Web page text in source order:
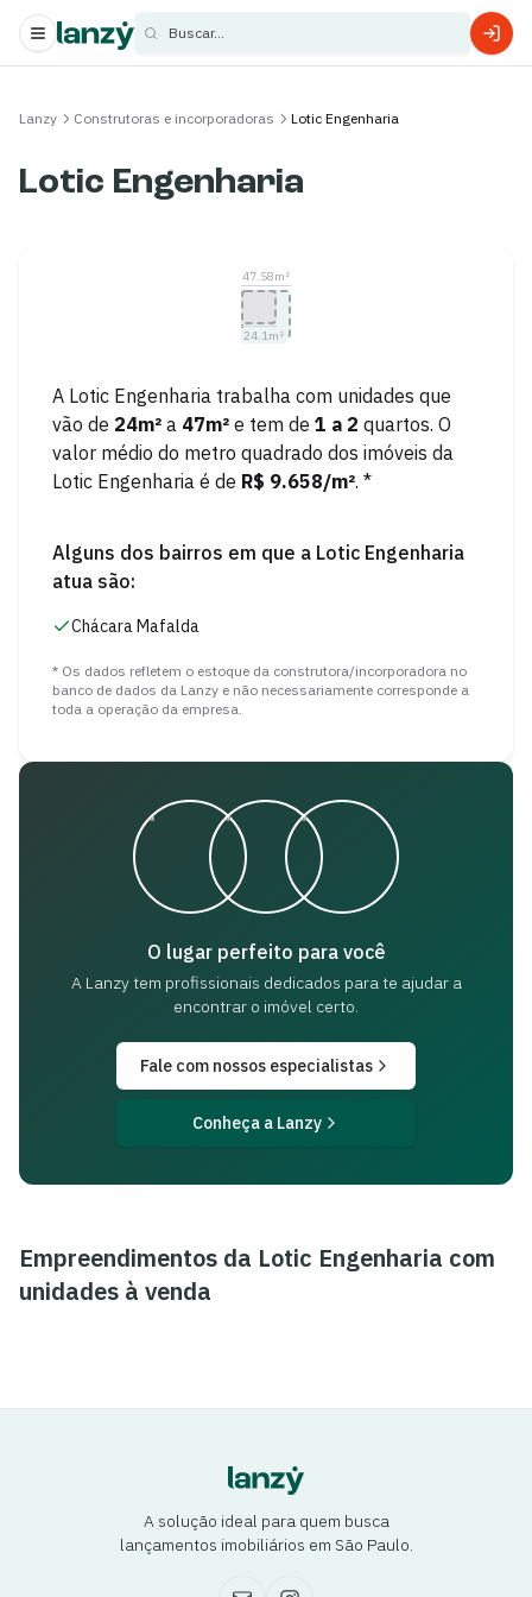
Buscar...
Lanzy Construtoras e incorporadoras Lotic Engenharia
Lotic Engenharia
47.58m²
24.1m²
A Lotic Engenharia trabalha com unidades que
vão de 24m² a 47m² e tem de 1 a 2 quartos. O
valor médio do metro quadrado dos imóveis da
Lotic Engenharia é de R$ 9.658/m². *
Alguns dos bairros em que a Lotic Engenharia
atua são:
Chácara Mafalda
* Os dados refletem o estoque da construtora/incorporadora no
banco de dados da Lanzy e não necessariamente corresponde a
toda a operação da empresa.
O lugar perfeito para você
A Lanzy tem profissionais dedicados parate ajudar a
encontrar o imóvel certo.
Fale com nossos especialistas
Conheça a Lanzy
Empreendimentos da Lotic Engenharia com
unidades à venda
A solução ideal para quem busca
lançamentos imobiliários em São Paulo.